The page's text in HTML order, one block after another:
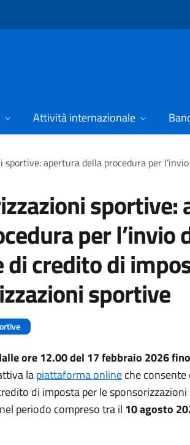
Attività internazionale
sportive: apertura della procedura per
sportive:
per l’invio
di credito di
sportive
ore 12.00 del 17 febbraio 2026
lapiattaforma onlineche
di imposta per le
periodo compreso tra il 10 agosto